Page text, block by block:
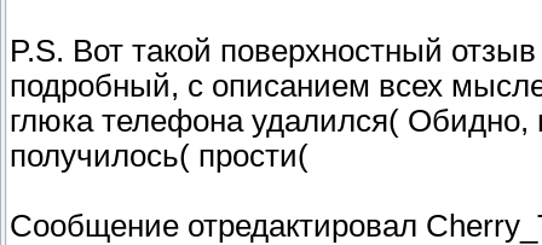
P.S. Вот такой поверхностный
подробный, с описанием всех
глюка телефона удалился( Обидно,
получилось( прости(
Сообщение отредактировал